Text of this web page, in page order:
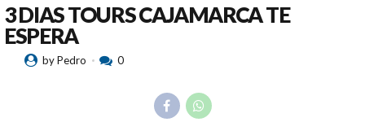
3 DIAS TOURS CAJAMARCA TE
ESPERA
by Pedro 0